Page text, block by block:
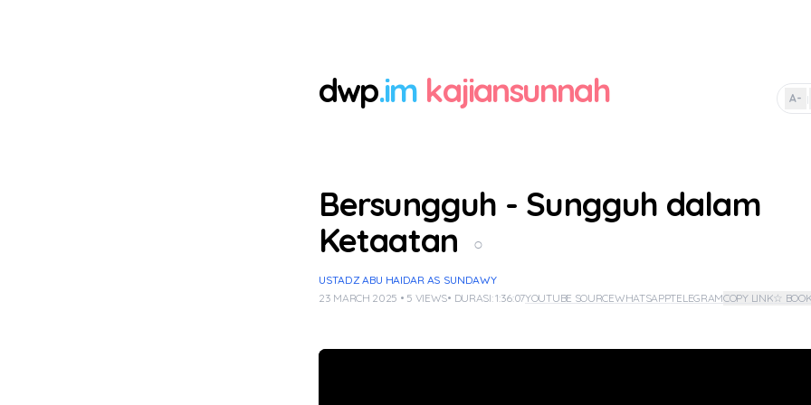
dwp.im kajiansunnah A- |
Bersungguh - Sungguh dalam
Ketaatan
○
USTADZ ABU HAIDAR AS SUNDAWY
23 MARCH 2025 • 5 VIEWS• DURASI: 1:36:07YOUTUBE SOURCEWHATSAPPTELEGRAMCOPY LINK☆